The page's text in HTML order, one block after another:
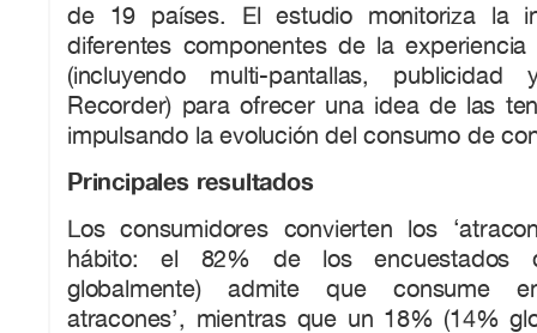
de 19 países. El estudio monitoriza la
diferentes componentes de la experiencia
(incluyendo multi-pantallas, publicidad
Recorder) para ofrecer una idea de las
impulsando la evolución del consumo de
Principales resultados
Los consumidores convierten los
hábito: el 82% de los encuestados
globalmente) admite que consume
atracones’, mientras que un 18% (14%